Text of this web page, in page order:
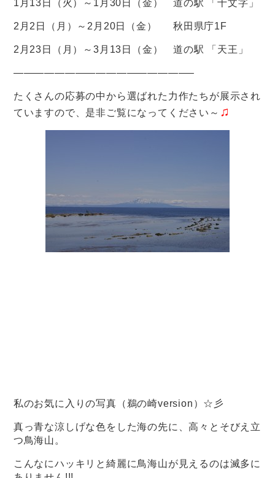
1月13日（火）～1月30日（金） 道の駅 「十文字」
2月2日（月）～2月20日（金） 秋田県庁1F
2月23日（月）～3月13日（金） 道の駅 「天王」
—————————————————–
たくさんの応募の中から選ばれた力作たちが展示され
ていますので、是非ご覧になってください～ ♫
私のお気に入りの写真（鵜の崎version）☆彡
真っ青な涼しげな色をした海の先に、高々とそびえ立
つ鳥海山。
こんなにハッキリと綺麗に鳥海山が見えるのは滅多に